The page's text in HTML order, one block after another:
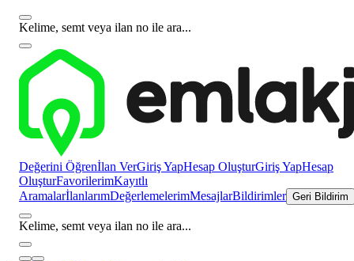
Kelime, semt veya ilan no ile ara...
Değerini Öğrenİlan VerGiriş YapHesap OluşturGiriş YapHesap
OluşturFavorilerimKayıtlı
AramalarİlanlarımDeğerlemelerimMesajlarBildirimler Geri Bildirim
Kelime, semt veya ilan no ile ara...